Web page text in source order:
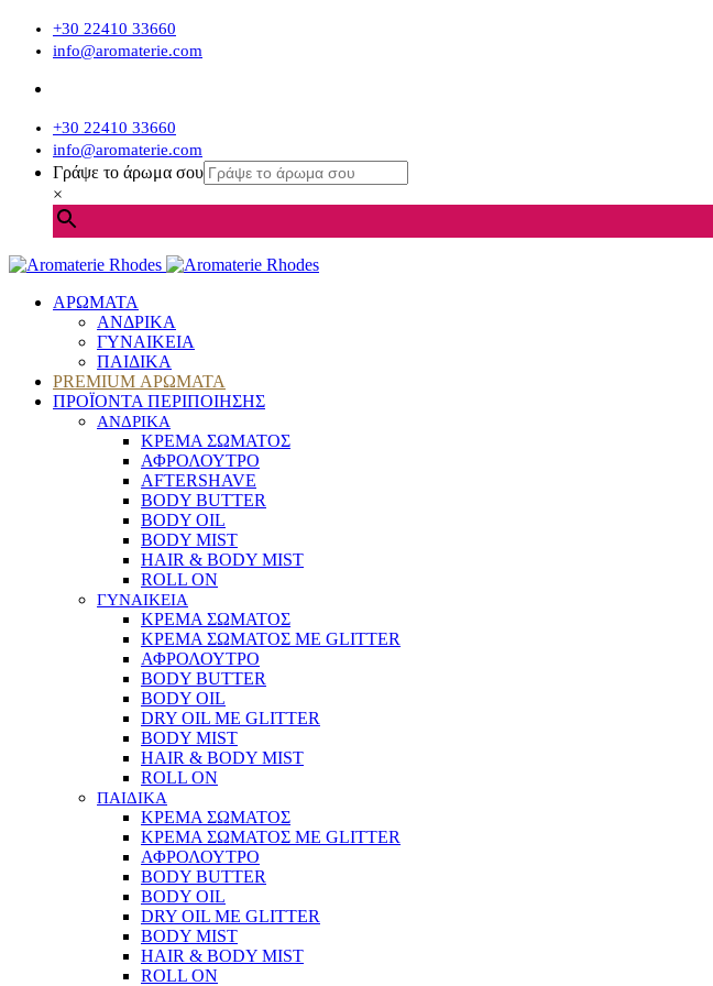
+30 22410 33660
info@aromaterie.com
+30 22410 33660
info@aromaterie.com
Γράψε το άρωμα σου
×
ΑΡΩΜΑΤΑ
ΑΝΔΡΙΚΑ
ΓΥΝΑΙΚΕΙΑ
ΠΑΙΔΙΚΑ
PREMIUM ΑΡΩΜΑΤΑ
ΠΡΟΪΟΝΤΑ ΠΕΡΙΠΟΙΗΣΗΣ
ΑΝΔΡΙΚΑ
ΚΡΕΜΑ ΣΩΜΑΤΟΣ
ΑΦΡΟΛΟΥΤΡΟ
AFTERSHAVE
BODY BUTTER
BODY OIL
BODY MIST
HAIR & BODY MIST
ROLL ON
ΓΥΝΑΙΚΕΙΑ
ΚΡΕΜΑ ΣΩΜΑΤΟΣ
ΚΡΕΜΑ ΣΩΜΑΤΟΣ ΜΕ GLITTER
ΑΦΡΟΛΟΥΤΡΟ
BODY BUTTER
BODY OIL
DRY OIL ΜΕ GLITTER
BODY MIST
HAIR & BODY MIST
ROLL ON
ΠΑΙΔΙΚΑ
ΚΡΕΜΑ ΣΩΜΑΤΟΣ
ΚΡΕΜΑ ΣΩΜΑΤΟΣ ΜΕ GLITTER
ΑΦΡΟΛΟΥΤΡΟ
BODY BUTTER
BODY OIL
DRY OIL ΜΕ GLITTER
BODY MIST
HAIR & BODY MIST
ROLL ON